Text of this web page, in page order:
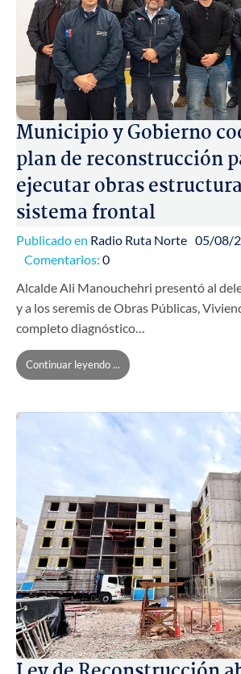
Municipio y Gobierno
plan de reconstrucción
ejecutar obras
sistema frontal
Publicado en Radio Ruta Norte 05/08/
Comentarios: 0
Alcalde Ali Manouchehri presentó al
y a los seremis de Obras Públicas,
completo diagnóstico…
Continuar leyendo ...